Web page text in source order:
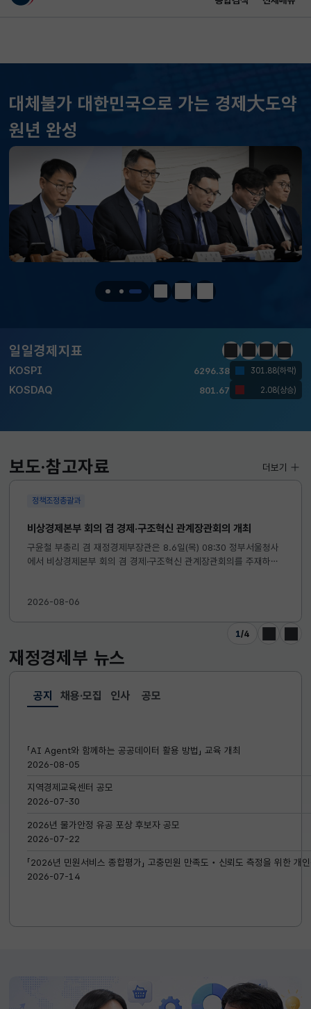
대체불가 대한민국으로 가는 경제大도약
원년 완성
정지 이전 다음
일일경제지표
KOSPI 6296.38 301.88(하락)
KOSDAQ 801.67 2.08(상승)
국고채(3년) 3.742 0.073(상승)
달러-원 1424.9000 0.2000(상승)
801.67 2.08(상승)
국고채(3년) 3.742 0.073(상승)
달러-원 1424.9000 0.2000(상승)
KOSDAQ
국고채(3년)
달러-원 1424.9000
정지이전다음일일경
보도·참고자료
정책조정총괄과
비상경제본부 회의 겸 경제·구조혁신 관계장관회의 개최
구윤철 부총리 겸 재정경제부장관은 8.6일(목) 08:30 정부서울청사
에서 비상경제본부 회의 겸 경제·구조혁신 관계장관회의를 주재하였
2026-08-06
1/4
이전 다음
더보기
재정경제부 뉴스
공지
선택됨
공지
「AI Agent와 함께하는 공공데이터 활용 방법」 교육 개최
2026-08-05
지역경제교육센터 공모
2026-07-30
2026년 물가안정 유공 포상 후보자 공모
2026-07-22
「2026년 민원서비스 종합평가」 고충민원 만족도‧신뢰도 측정을 위한 개
2026-07-14
채용·모집 인사 공모